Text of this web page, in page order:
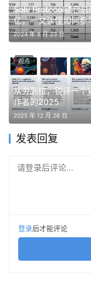
轮牛市是否开启”
变化”。周期没有
退化为影响节奏的
速共振，而是在
着，未来的风险不
构错配与认知滞后
而来自于对长期趋
从这个角度看，周
段的标志。2026
性储备工具
Solv Protocol锁仓总
亿，一文读懂如何参
Solv积分空投
2024 年 8 月 23 日
从夯到拉，锐评一个
作者的2025
2025 年 12 月 26 日
观点
发表回复
请登录后评论...
登录后才能评论